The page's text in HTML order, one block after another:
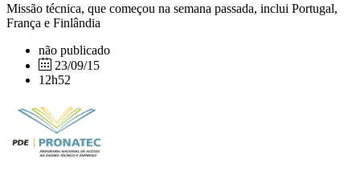
Missão técnica, que começou na semana passada, inclui Portugal,
França e Finlândia
não publicado
23/09/15
12h52